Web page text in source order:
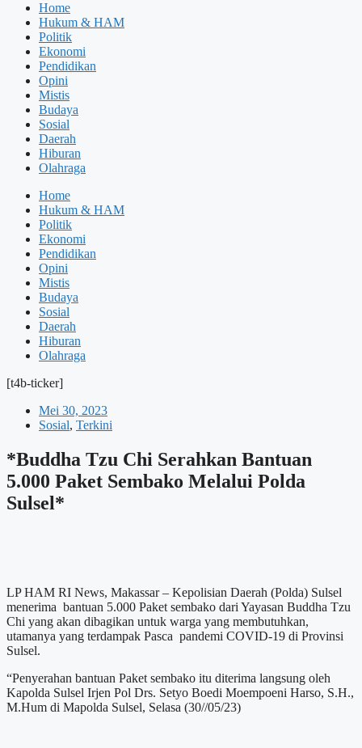
Home
Hukum & HAM
Politik
Ekonomi
Pendidikan
Opini
Mistis
Budaya
Sosial
Daerah
Hiburan
Olahraga
Home
Hukum & HAM
Politik
Ekonomi
Pendidikan
Opini
Mistis
Budaya
Sosial
Daerah
Hiburan
Olahraga
[t4b-ticker]
Mei 30, 2023
Sosial, Terkini
*Buddha Tzu Chi Serahkan Bantuan
5.000 Paket Sembako Melalui Polda
Sulsel*
LP HAM RI News, Makassar – Kepolisian Daerah (Polda) Sulsel
menerima bantuan 5.000 Paket sembako dari Yayasan Buddha Tzu
Chi yang akan dibagikan untuk warga yang membutuhkan,
utamanya yang terdampak Pasca pandemi COVID-19 di Provinsi
Sulsel.
“Penyerahan bantuan Paket sembako itu diterima langsung oleh
Kapolda Sulsel Irjen Pol Drs. Setyo Boedi Moempoeni Harso, S.H.,
M.Hum di Mapolda Sulsel, Selasa (30//05/23)